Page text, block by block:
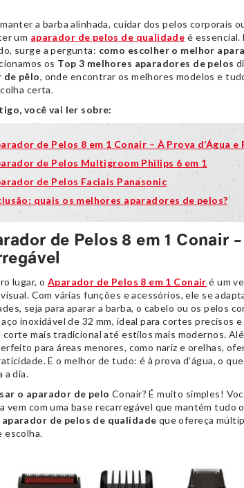
a barba alinhada, cuidar dos pelos corporais
um aparador de pelos de qualidade é
surge a pergunta: como escolher o melhor
os Top 3 melhores aparadores de pelos
de pêlo, onde encontrar os melhores modelos e
certa.
você vai ler sobre:
de Pelos 8 em 1 Conair – À Prova d’Água e
de Pelos Multigroom Philips 6 em 1
de Pelos Faciais Panasonic
quais os melhores aparadores de pelos?
de Pelos 8 em 1 Conair
lugar, o Aparador de Pelos 8 em 1 Conair é um
Com várias funções e acessórios, ele se
seja para aparar a barba, o cabelo ou os pelos
inoxidável de 32 mm, ideal para cortes precisos
corte mais tradicional até estilos mais modernos.
para áreas menores, como nariz e orelhas,
E o melhor de tudo: é à prova d’água, o
a dia.
o aparador de pelo Conair? É muito simples!
vem com uma base recarregável que mantém tudo
aparador de pelos de qualidade que ofereça
escolha.